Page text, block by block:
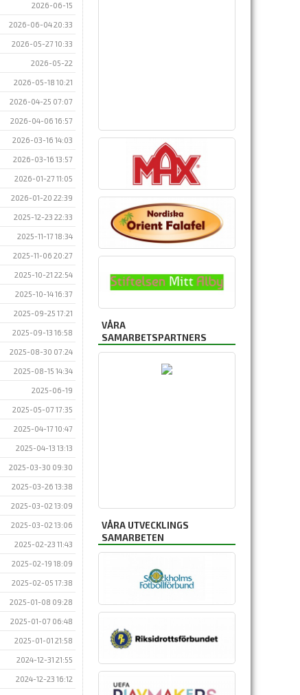
2026-06-15
2026-06-04 20:33
2026-05-27 10:33
2026-05-22
2026-05-18 10:21
2026-04-25 07:07
2026-04-06 16:57
2026-03-16 14:03
2026-03-16 13:57
2026-01-27 11:05
2026-01-20 22:39
2025-12-23 22:33
2025-11-17 18:34
2025-11-06 20:27
2025-10-21 22:54
2025-10-14 16:37
2025-09-25 17:21
2025-09-13 16:58
2025-08-30 07:24
2025-08-15 14:34
2025-06-19
2025-05-07 17:35
2025-04-17 10:47
2025-04-13 13:13
2025-03-30 09:30
2025-03-26 13:38
2025-03-02 13:09
2025-03-02 13:06
2025-02-23 11:43
2025-02-19 18:09
2025-02-05 17:38
2025-01-08 09:28
2025-01-07 06:48
2025-01-01 21:58
2024-12-31 21:55
2024-12-23 16:12
VÅRA
SAMARBETSPARTNERS
VÅRA UTVECKLINGS
SAMARBETEN